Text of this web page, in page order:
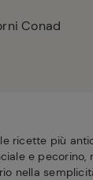
Conad
ricette più
e
nella